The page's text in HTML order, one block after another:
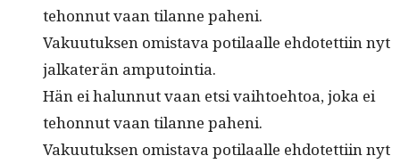
tehon­nut vaan tilanne paheni.
Vaku­u­tuk­sen omis­ta­va poti­laalle ehdotet­ti­in nyt
jalkaterän amputointia.
Hän ei halun­nut vaan etsi vai­h­toe­htoa, joka ei
tehon­nut vaan tilanne paheni.
Vaku­u­tuk­sen omis­ta­va poti­laalle ehdotet­ti­in nyt